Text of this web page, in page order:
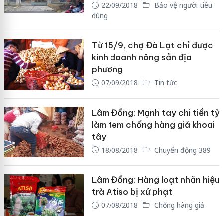
22/09/2018
Bảo vệ người tiêu
dùng
Từ 15/9, chợ Đà Lạt chỉ được
kinh doanh nông sản địa
phương
07/09/2018 Tin tức
Lâm Đồng: Mạnh tay chi tiền tỷ
làm tem chống hàng giả khoai
tây
18/08/2018 Chuyển động 389
Lâm Đồng: Hàng loạt nhãn hiệu
trà Atiso bị xử phạt
07/08/2018 Chống hàng giả